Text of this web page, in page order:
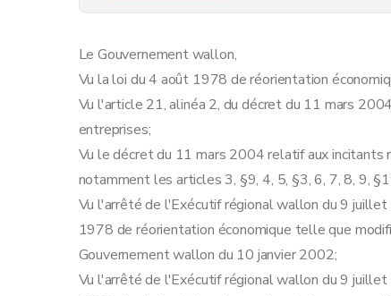
Art. 10
Art. 10bis
Art. 11
Art. 12
Art. 13
Art. 14
Art. 15
Art.15bis
Art.15ter
Art. 16
Le Gouvernement wallon,
Vu la loi du 4 août 1978 de réorientation
Vu l'article 21, alinéa 2, du décret du 11 mars
entreprises;
Vu le décret du 11 mars 2004 relatif aux incitants
notamment les articles 3, §9, 4, 5, §3, 6, 7, 8, 9, §1
Vu l'arrêté de l'Exécutif régional wallon du 9
1978 de réorientation économique telle que
Gouvernement wallon du 10 janvier 2002;
Vu l'arrêté de l'Exécutif régional wallon du 9